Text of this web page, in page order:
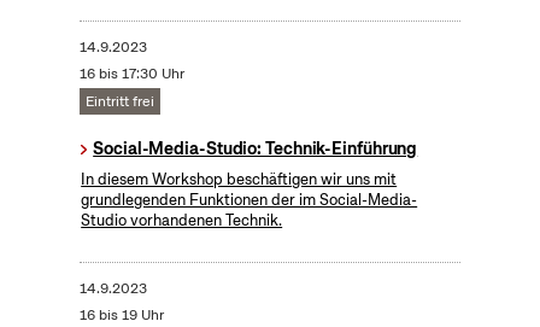
14.9.2023
16 bis 17:30 Uhr
Eintritt frei
Social-Media-Studio: Technik-Einführung
In diesem Workshop beschäftigen wir uns mit
grundlegenden Funktionen der im Social-Media-
Studio vorhandenen Technik.
14.9.2023
16 bis 19 Uhr